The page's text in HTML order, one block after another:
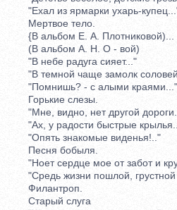
"Ехал из ярмарки ухарь-
Мертвое тело.
{В альбом Е. А. Плотниковой)...
(В альбом А. Н. О - вой)
"В небе радуга сияет..."
"В темной чаще замолк
"Помнишь? - с алыми краями..." .
Горькие слезы.
"Мне, видно, нет другой
"Ах, у радости быстрые
"Опять знакомые виденья!.."
Песня бобыля.
"Ноет сердце мое от забот и
"Средь жизни пошлой, грустной
Филантроп.
Старый слуга